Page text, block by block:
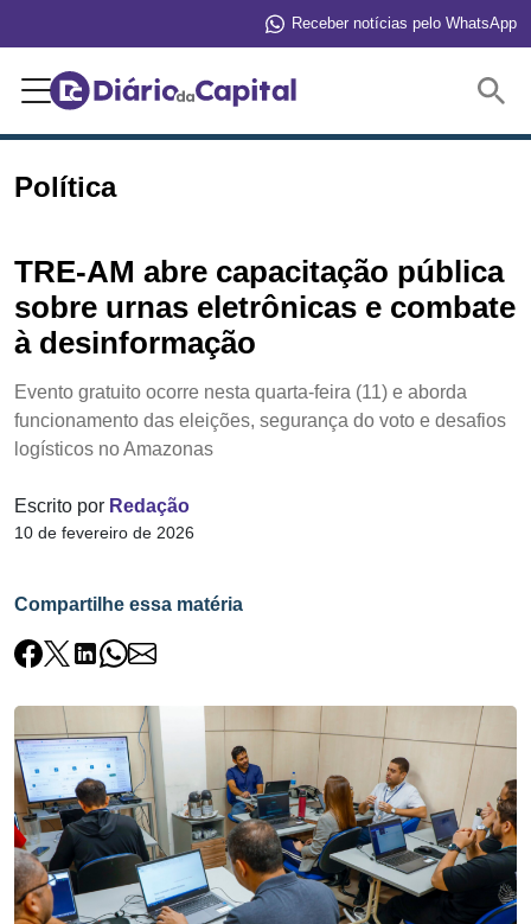
Receber notícias pelo WhatsApp
Política
TRE-AM abre capacitação pública
sobre urnas eletrônicas e combate
à desinformação
Evento gratuito ocorre nesta quarta-feira (11) e aborda
funcionamento das eleições, segurança do voto e desafios
logísticos no Amazonas
Escrito por Redação
10 de fevereiro de 2026
Compartilhe essa matéria